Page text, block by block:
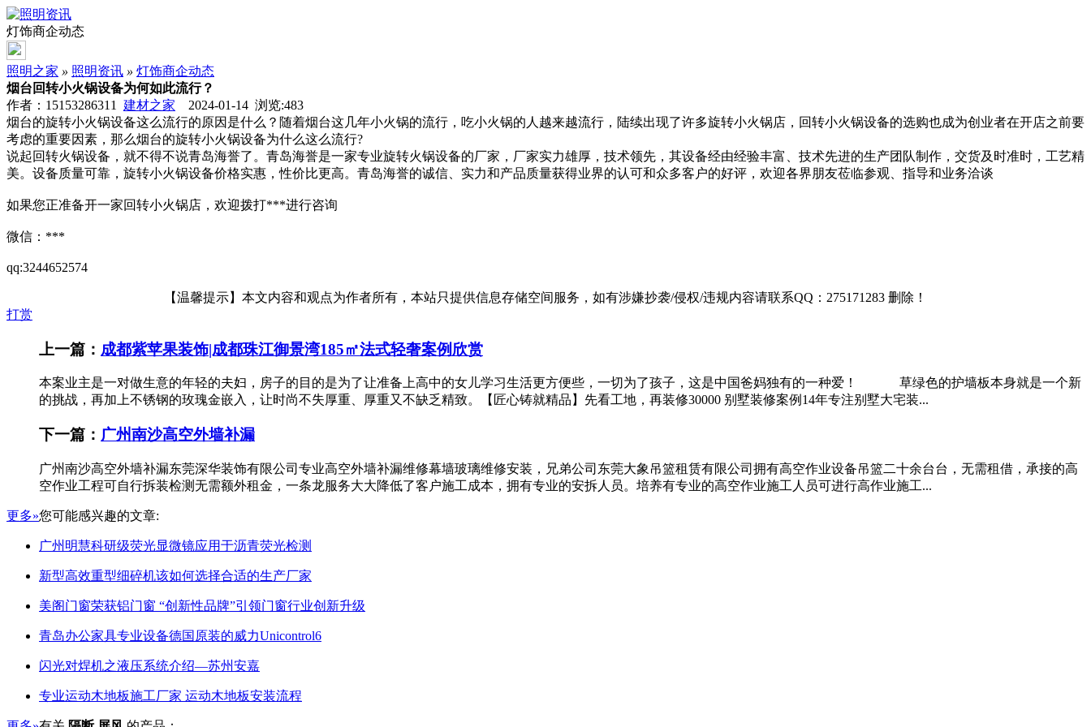
灯饰商企动态
照明之家 » 照明资讯 » 灯饰商企动态
烟台回转小火锅设备为何如此流行？
作者：15153286311 建材之家 2024-01-14 浏览:483
烟台的旋转小火锅设备这么流行的原因是什么？随着烟台这几年小火锅的流行，吃小火锅的人越来越流行，陆续出现了许多旋转小火锅店，回转小火锅设备的选购也成为创业者在开店之前要
考虑的重要因素，那么烟台的旋转小火锅设备为什么这么流行?
说起回转火锅设备，就不得不说青岛海誉了。青岛海誉是一家专业旋转火锅设备的厂家，厂家实力雄厚，技术领先，其设备经由经验丰富、技术先进的生产团队制作，交货及时准时，工艺精
美。设备质量可靠，旋转小火锅设备价格实惠，性价比更高。青岛海誉的诚信、实力和产品质量获得业界的认可和众多客户的好评，欢迎各界朋友莅临参观、指导和业务洽谈
如果您正准备开一家回转小火锅店，欢迎拨打***进行咨询
微信：***
qq:3244652574
【温馨提示】本文内容和观点为作者所有，本站只提供信息存储空间服务，如有涉嫌抄袭/侵权/违规内容请联系QQ：275171283 删除！
打赏
上一篇： 成都紫苹果装饰|成都珠江御景湾185㎡法式轻奢案例欣赏
本案业主是一对做生意的年轻的夫妇，房子的目的是为了让准备上高中的女儿学习生活更方便些，一切为了孩子，这是中国爸妈独有的一种爱！ 草绿色的护墙板本身就是一个新
的挑战，再加上不锈钢的玫瑰金嵌入，让时尚不失厚重、厚重又不缺乏精致。【匠心铸就精品】先看工地，再装修30000 别墅装修案例14年专注别墅大宅装...
下一篇： 广州南沙高空外墙补漏
广州南沙高空外墙补漏东莞深华装饰有限公司专业高空外墙补漏维修幕墙玻璃维修安装，兄弟公司东莞大象吊篮租赁有限公司拥有高空作业设备吊篮二十余台台，无需租借，承接的高
空作业工程可自行拆装检测无需额外租金，一条龙服务大大降低了客户施工成本，拥有专业的安拆人员。培养有专业的高空作业施工人员可进行高作业施工...
更多»您可能感兴趣的文章:
广州明慧科研级荧光显微镜应用于沥青荧光检测
新型高效重型细碎机该如何选择合适的生产厂家
美阁门窗荣获铝门窗 “创新性品牌”引领门窗行业创新升级
青岛办公家具专业设备德国原装的威力Unicontrol6
闪光对焊机之液压系统介绍—苏州安嘉
专业运动木地板施工厂家 运动木地板安装流程